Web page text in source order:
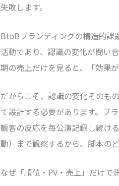
失敗します。
BtoBブランディングの構造的課
活動であり、認識の変化が問い
期の売上だけを見ると、「効果
だからこそ、認識の変化そのも
て設計する必要があります。ブ
観客の反応を毎公演記録し続け
動）まで観察するから、脚本の
なぜ「順位・PV・売上」だけで